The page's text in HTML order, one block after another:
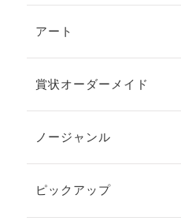
アート
賞状オーダーメイド
ノージャンル
ピックアップ